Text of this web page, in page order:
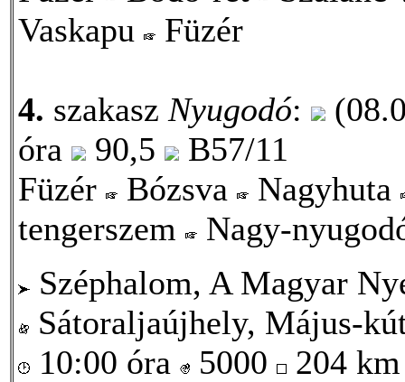
Vaskapu
Füzér
4. szakasz Nyugodó:
óra
90,5
B57/11
Füzér
Bózsva
Nagyhuta
tengerszem
Nagy-
Széphalom, A Magyar
Sátoraljaújhely, Május-
10:00 óra
5000 204